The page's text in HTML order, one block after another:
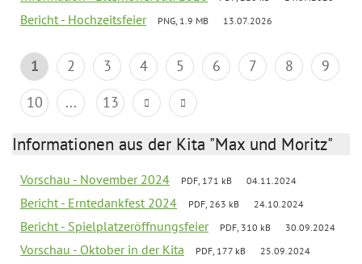
Bericht - Hochzeitsfeier PNG, 1.9 MB 13.07.2026
1 2 3 4 5 6 7 8
9
10
... 13
Informationen aus der Kita "Max und Moritz"
Vorschau - November 2024 PDF, 171 kB 04.11.2024
Bericht - Erntedankfest 2024 PDF, 263 kB 24.10.2024
Bericht - Spielplatzeröffnungsfeier PDF, 310 kB 30.09.2024
Vorschau - Oktober in der Kita PDF, 177 kB 25.09.2024